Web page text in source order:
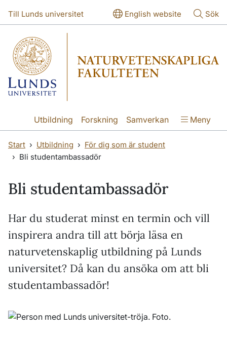
Till Lunds universitet English website Sök
Utbildning Forskning Samverkan Meny
Start Utbildning
För dig som är student
Bli studentambassadör
Bli studentambassadör
Har du studerat minst en termin och vill
inspirera andra till att börja läsa en
naturvetenskaplig utbildning på Lunds
universitet? Då kan du ansöka om att bli
studentambassadör!